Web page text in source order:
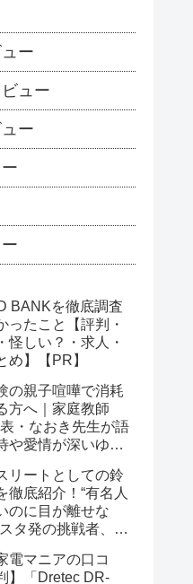
ー
ュー
ー
BANKを徹底調査
ったこと【評判・
怪しい？・求人・
め】【PR】
の親子喧嘩で消耗
方へ｜家庭教師
・なおき先生が語
や愛情が深いゆえ
第三者を入れると
方
リートとしての鈴
徹底紹介！“有名人
のに目が離せな
タ発の挑戦者、そ
追います
電マニアの口コ
】「Dretec DR-